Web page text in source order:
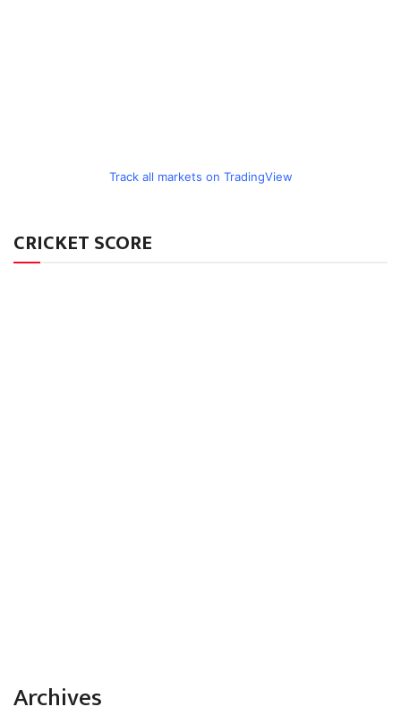
Track all markets on TradingView
CRICKET SCORE
Archives